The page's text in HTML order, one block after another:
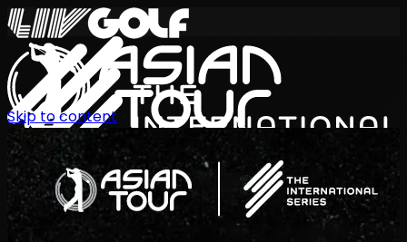
International Series 2026
KO
Skip to content